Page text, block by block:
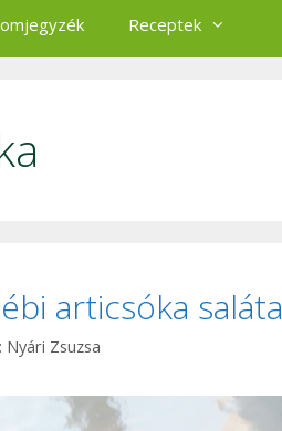
Receptek
articsóka saláta
Nyári Zsuzsa